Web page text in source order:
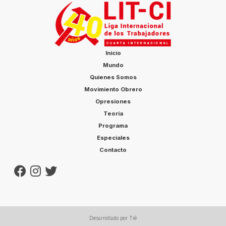
Inicio
Mundo
Quienes Somos
Movimiento Obrero
Opresiones
Teoría
Programa
Especiales
Contacto
Desarrollado por Tiê